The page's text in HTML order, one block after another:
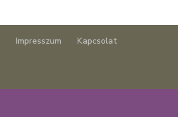
Impresszum Kapcsolat